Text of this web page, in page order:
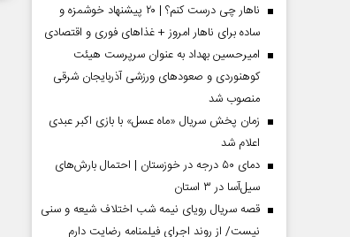
ناهار چی درست کنم؟ | ۲۰ پیشنهاد خوشمزه و
ساده برای ناهار امروز + غذاهای فوری و اقتصادی
امیرحسین بهداد به عنوان سرپرست هیئت
کوهنوردی و صعودهای ورزشی آذربایجان شرقی
منصوب شد
زمان پخش سریال «ماه عسل» با بازی اکبر عبدی
اعلام شد
دمای ۵۰ درجه در خوزستان | احتمال بارش‌های
سیل‌آسا در ۳ استان
قصه سریال رویای نیمه شب اختلاف شیعه و سنی
نیست/ از روند اجرای فیلمنامه رضایت دارم